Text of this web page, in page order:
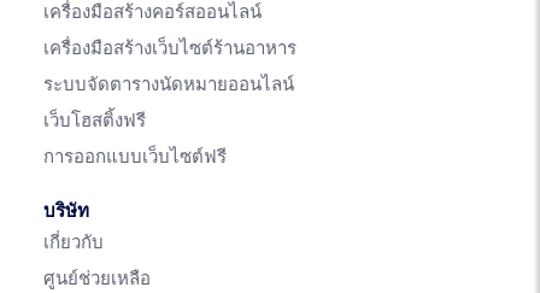
เครื่องมือสร้างคอร์สออนไลน์
เครื่องมือสร้างเว็บไซต์ร้านอาหาร
ระบบจัดตารางนัดหมายออนไลน์
เว็บโฮสติ้งฟรี
การออกแบบเว็บไซต์ฟรี
บริษัท
เกี่ยวกับ
ศูนย์ช่วยเหลือ